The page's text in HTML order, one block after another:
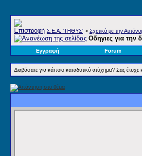
Σ.E.A. 'ΤΗΘΥΣ' > Σχετικά με την
Οδηγιες για την
Εγγραφή Forum
Διαβάσατε για κάποιο καταδυτικό ατύχημα? Σας έτυχε